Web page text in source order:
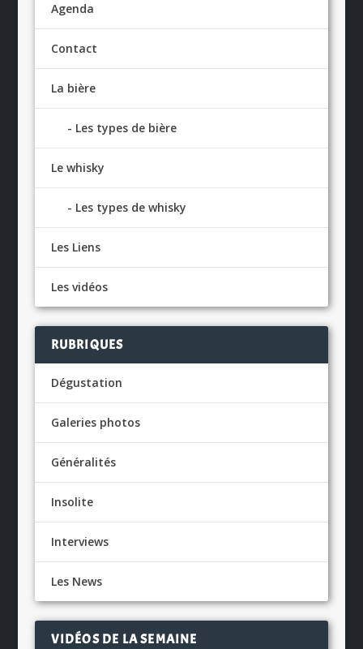
Agenda
Contact
La bière
Les types de bière
Le whisky
Les types de whisky
Les Liens
Les vidéos
RUBRIQUES
Dégustation
Galeries photos
Généralités
Insolite
Interviews
Les News
VIDÉOS DE LA SEMAINE